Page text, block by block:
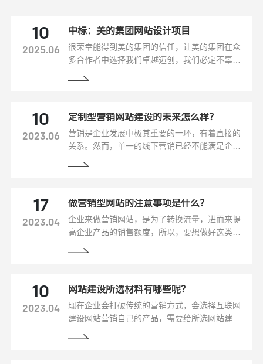
10
2025.06
中标：美的集团网站设计项目
很荣幸能得到美的集团的信任，让美的集团在众
多合作者中选择我们卓越迈创，我们必定不辜负
10
2023.06
定制型营销网站建设的未来怎么样？
营销是企业发展中极其重要的一环，有着直接的
关系。然而，单一的线下营销已经不能满足企业
17
2023.04
做营销型网站的注意事项是什么？
企业来做营销网站，是为了转换流量，进而来提
高企业产品的销售额度，所以，要想做好这类的
10
2023.04
网站建设所选材料有哪些呢？
现在企业会打破传统的营销方式，会选择互联网
建设网站营销自己的产品，需要给所选网站建设